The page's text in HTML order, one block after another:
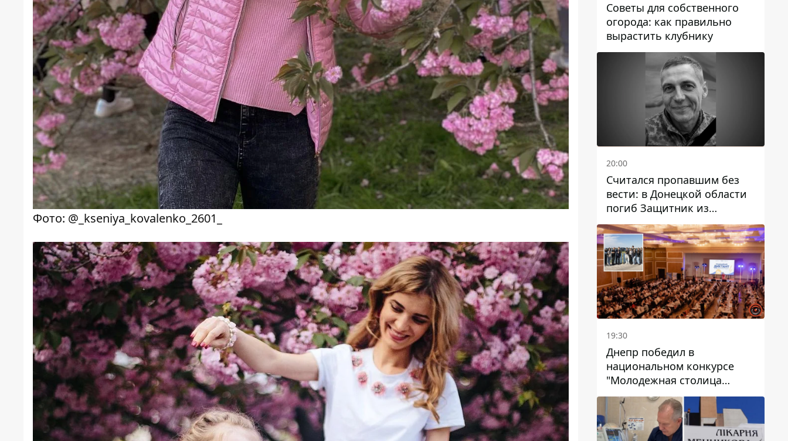
Фото: @_kseniya_kovalenko_2601_
Советы для собственного
огорода: как правильно
вырастить клубнику
20:00
Считался пропавшим без
вести: в Донецкой области
погиб Защитник из
Каменского Антон
Красовский
19:30
Днепр победил в
национальном конкурсе
"Молодежная столица
Украины – 2026"